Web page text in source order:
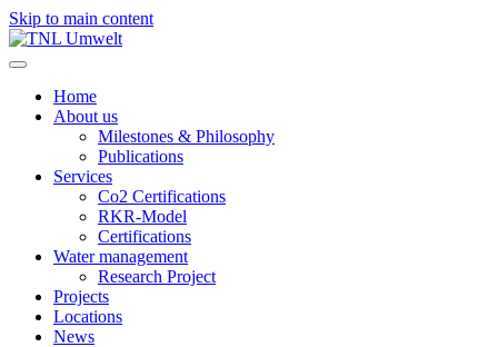
Skip to main content
Home
About us
Milestones & Philosophy
Publications
Services
Co2 Certifications
RKR-Model
Certifications
Water management
Research Project
Projects
Locations
News